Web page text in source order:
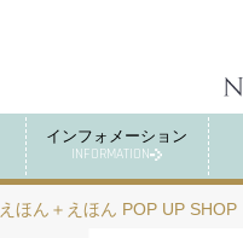
インフォメーション
INFORMATION
えほん＋えほん POP UP SHOP